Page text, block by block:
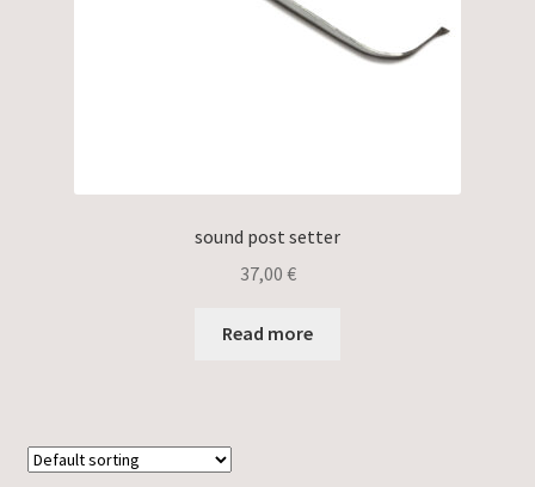
sound post setter
37,00 €
Read more